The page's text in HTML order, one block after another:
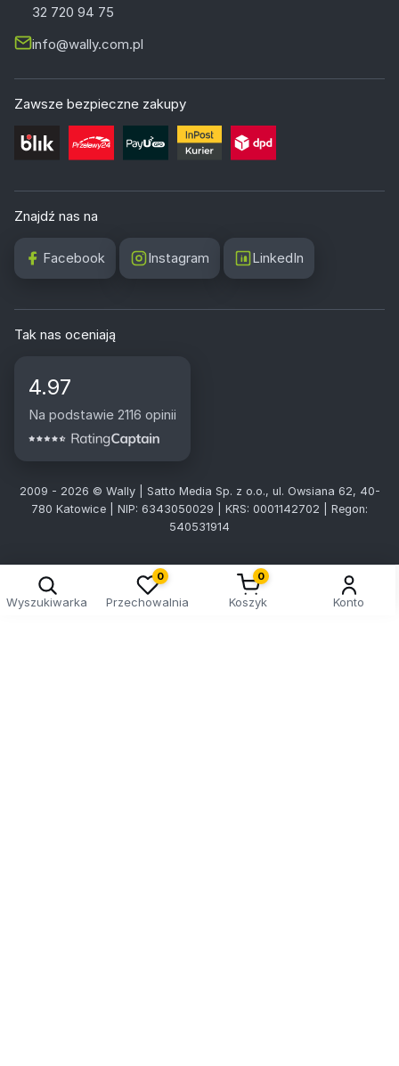
32 720 94 75
info@wally.com.pl
Zawsze bezpieczne zakupy
Znajdź nas na
Facebook Instagram LinkedIn
Tak nas oceniają
4.97
Na podstawie 2116 opinii
2009 - 2026 © Wally | Satto Media Sp. z o.o., ul. Owsiana 62, 40-
780 Katowice | NIP: 6343050029 | KRS: 0001142702 | Regon:
540531914
Wyszukiwarka
0
Przechowalnia
0
Koszyk Konto
Kreator doboru tablic